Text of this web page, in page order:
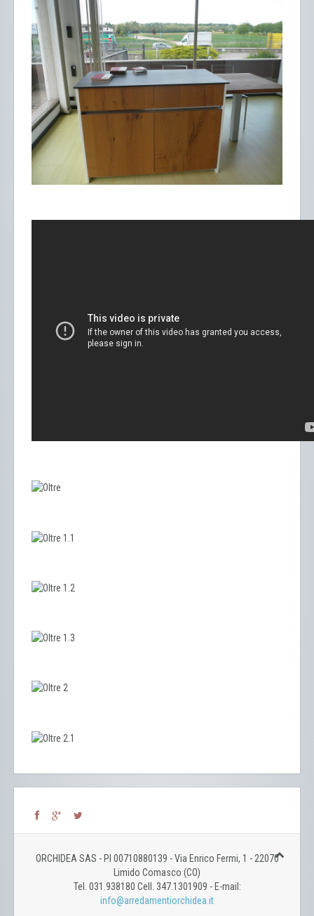
ORCHIDEA SAS - PI 00710880139 - Via Enrico Fermi, 1 - 22070
Limido Comasco (CO)
Tel. 031.938180 Cell. 347.1301909 - E-mail:
info@arredamentiorchidea.it